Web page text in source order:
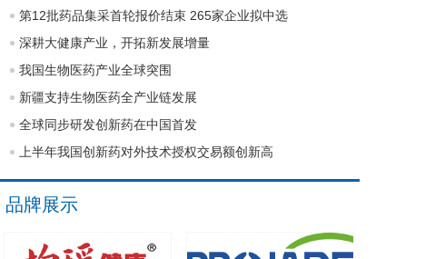
第12批药品集采首轮报价结束 265家企业拟中选
深耕大健康产业，开拓新发展增量
我国生物医药产业全球突围
新疆支持生物医药全产业链发展
全球同步研发创新药在中国首发
上半年我国创新药对外技术授权交易额创新高
品牌展示